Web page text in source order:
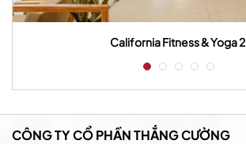
California Fitness & Yoga 2
CÔNG TY CỔ PHẦN THẮNG CƯỜNG